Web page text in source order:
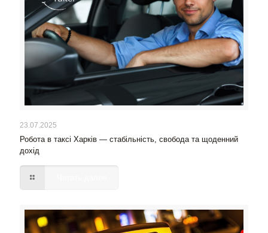
23.07.2025
Робота в таксі Харків — стабільність, свобода та щоденний
дохід